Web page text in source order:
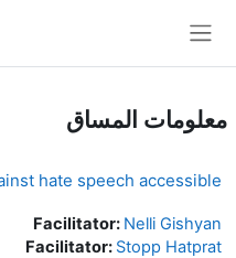
معلومات المساق
hate speech accessible
Facilitator: Nelli Gishyan
Facilitator: Stopp Hatprat